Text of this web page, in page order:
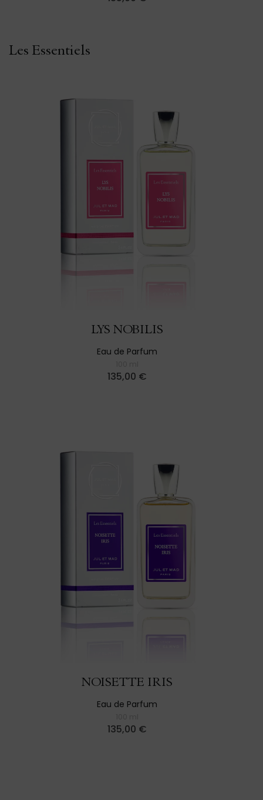
Les Essentiels
LYS NOBILIS
Eau de Parfum
135,00 €
NOISETTE IRIS
Eau de Parfum
135,00 €